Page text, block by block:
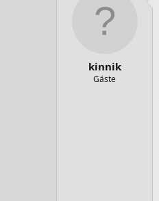
e
l
a
m
kinnik
Gäste